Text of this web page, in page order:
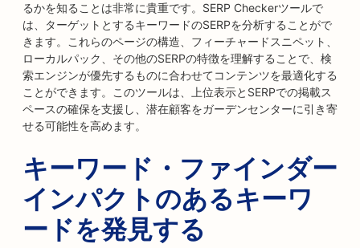
るかを知ることは非常に貴重です。SERP Checkerツールで
は、ターゲットとするキーワードのSERPを分析することがで
きます。これらのページの構造、フィーチャードスニペット、
ローカルパック、その他のSERPの特徴を理解することで、検
索エンジンが優先するものに合わせてコンテンツを最適化する
ことができます。このツールは、上位表示とSERPでの掲載ス
ペースの確保を支援し、潜在顧客をガーデンセンターに引き寄
せる可能性を高めます。
キーワード・ファインダー
インパクトのあるキーワ
ードを発見する